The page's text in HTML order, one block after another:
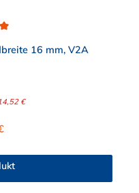
16 mm, V2A
€
Preis: